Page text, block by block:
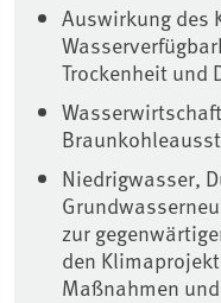
Auswirkung des
Trockenheit und
Niedrigwasser,
zur
den
Maßnahmen